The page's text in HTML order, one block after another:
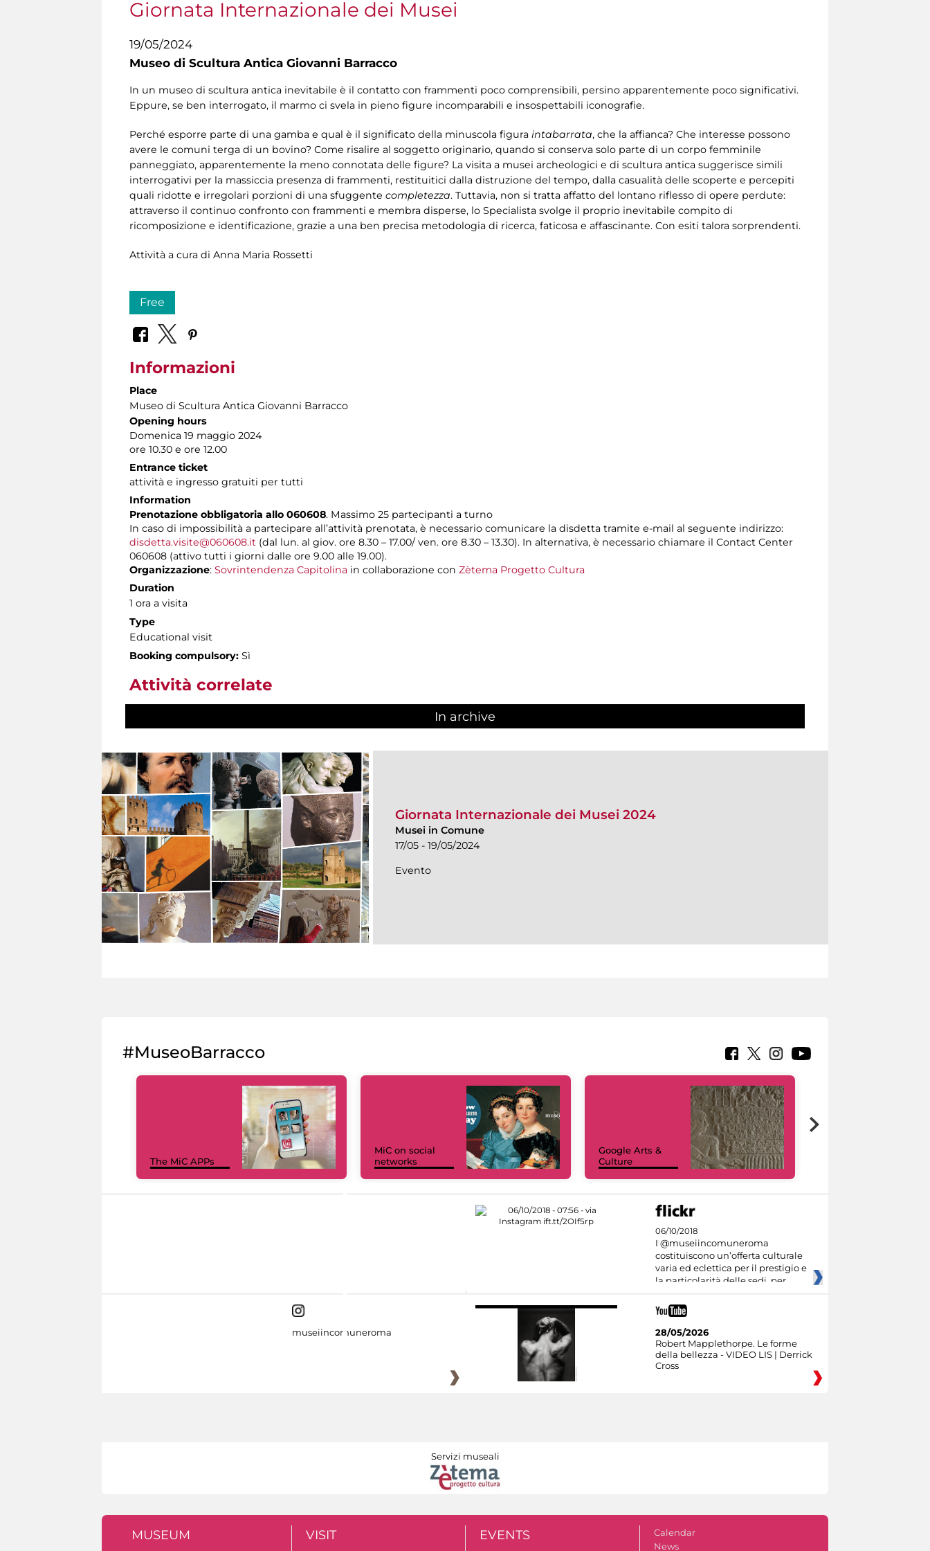
Giornata Internazionale dei Musei
19/05/2024
Museo di Scultura Antica Giovanni Barracco
In un museo di scultura antica inevitabile è il contatto con frammenti poco comprensibili, persino apparentemente poco significativi.
Eppure, se ben interrogato, il marmo ci svela in pieno figure incomparabili e insospettabili iconografie.
Perché esporre parte di una gamba e qual è il significato della minuscola figura intabarrata, che la affianca? Che interesse possono
avere le comuni terga di un bovino? Come risalire al soggetto originario, quando si conserva solo parte di un corpo femminile
panneggiato, apparentemente la meno connotata delle figure? La visita a musei archeologici e di scultura antica suggerisce simili
interrogativi per la massiccia presenza di frammenti, restituitici dalla distruzione del tempo, dalla casualità delle scoperte e percepiti
quali ridotte e irregolari porzioni di una sfuggente completezza. Tuttavia, non si tratta affatto del lontano riflesso di opere perdute:
attraverso il continuo confronto con frammenti e membra disperse, lo Specialista svolge il proprio inevitabile compito di
ricomposizione e identificazione, grazie a una ben precisa metodologia di ricerca, faticosa e affascinante. Con esiti talora sorprendenti.
Attività a cura di Anna Maria Rossetti
Free
Informazioni
Place
Museo di Scultura Antica Giovanni Barracco
Opening hours
Domenica 19 maggio 2024
ore 10.30 e ore 12.00
Entrance ticket
attività e ingresso gratuiti per tutti
Information
Prenotazione obbligatoria allo 060608. Massimo 25 partecipanti a turno
In caso di impossibilità a partecipare all’attività prenotata, è necessario comunicare la disdetta tramite e-mail al seguente indirizzo:
disdetta.visite@060608.it (dal lun. al giov. ore 8.30 – 17.00/ ven. ore 8.30 – 13.30). In alternativa, è necessario chiamare il Contact Center
060608 (attivo tutti i giorni dalle ore 9.00 alle 19.00).
Organizzazione: Sovrintendenza Capitolina in collaborazione con Zètema Progetto Cultura
Duration
1 ora a visita
Type
Educational visit
Booking compulsory: Sì
Attività correlate
In archive
Giornata Internazionale dei Musei 2024
Musei in Comune
17/05 - 19/05/2024
Evento
#MuseoBarracco
The MiC APPs
MiC on social
networks
Google Arts &
Culture
06/10/2018
I @museiincomuneroma
costituiscono un’offerta culturale
varia ed eclettica per il prestigio e
la particolarità delle sedi, per
museiincomuneroma
28/05/2026
Robert Mapplethorpe. Le forme
della bellezza - VIDEO LIS | Derrick
Cross
Servizi museali
MUSEUM VISIT EVENTS
Calendar
News